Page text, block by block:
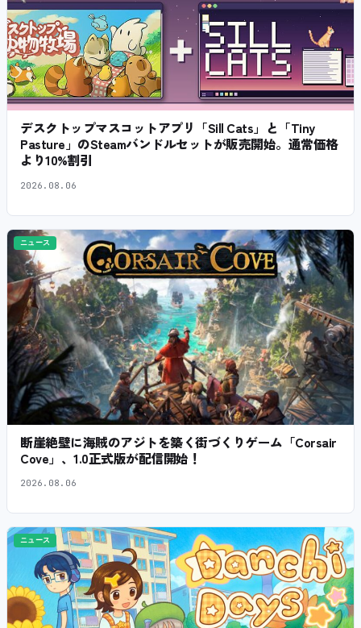
デスクトップマスコットアプリ「Sill Cats」と「Tiny
Pasture」のSteamバンドルセットが販売開始。通常価格
より10%割引
2026.08.06
ニュース
断崖絶壁に海賊のアジトを築く街づくりゲーム「Corsair
Cove」、1.0正式版が配信開始！
2026.08.06
ニュース